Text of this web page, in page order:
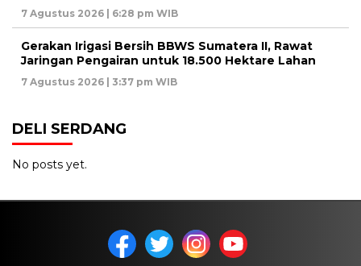
7 Agustus 2026 | 6:28 pm WIB
Gerakan Irigasi Bersih BBWS Sumatera II, Rawat
Jaringan Pengairan untuk 18.500 Hektare Lahan
7 Agustus 2026 | 3:37 pm WIB
DELI SERDANG
No posts yet.